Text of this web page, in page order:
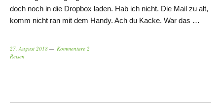
doch noch in die Dropbox laden. Hab ich nicht. Die Mail zu alt,
komm nicht ran mit dem Handy. Ach du Kacke. War das …
27. August 2018
Kommentare 2
Reisen